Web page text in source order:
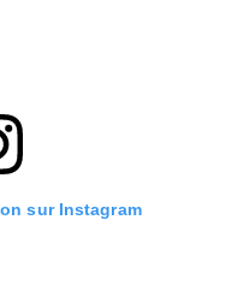
sur Instagram